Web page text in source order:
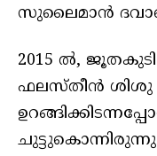
സുലൈമാന്‍
2015 ല്‍,
ഫലസ്തീന്‍ ശിശു